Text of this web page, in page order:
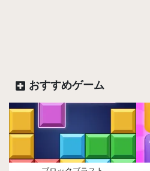
おすすめゲーム